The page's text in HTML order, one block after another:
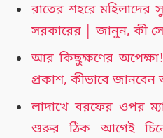
রাতের শহরে মহিলাদের
সরকারের │ জানুন, কী
আর কিছুক্ষণের অপেক্ষা!
প্রকাশ, কীভাবে
লাদাখে বরফের ওপর
শুরুর ঠিক আগেই